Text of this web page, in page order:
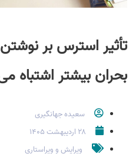
تأثیر استرس بر
بحران بیشتر اشتباه
سعیده جهانگیری
۲۸ اردیبهشت ۱۴۰۵
ویرایش و ویراستاری